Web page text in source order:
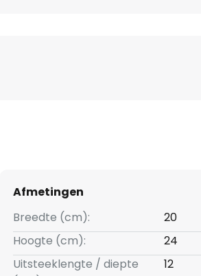
Afmetingen
Breedte (cm):
20
Hoogte (cm):
24
Uitsteeklengte / diepte
12